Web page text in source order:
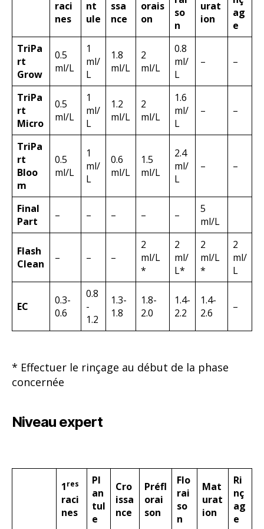
raci
nes
nt
ule
ssa
nce
orais
on
so
n
urat
ion
ag
e
TriPa
rt
Grow
0.5
ml/L
1
ml/
L
1.8
ml/L
2
ml/L
0.8
ml/
L
– –
TriPa
rt
Micro
0.5
ml/L
1
ml/
L
1.2
ml/L
2
ml/L
1.6
ml/
L
– –
TriPa
rt
Bloo
m
0.5
ml/L
1
ml/
L
0.6
ml/L
1.5
ml/L
2.4
ml/
L
– –
Final
Part
– – – – –
5
ml/L
Flash
Clean
– – –
2
ml/L
*
2
ml/
L*
2
ml/L
*
2
ml/
L
EC
0.3-
0.6
0.8
-
1.2
1.3-
1.8
1.8-
2.0
1.4-
2.2
1.4-
2.6
–
* Effectuer le rinçage au début de la phase
concernée
Niveau expert
1res
raci
nes
Pl
an
tul
e
Cro
issa
nce
Préfl
orai
son
Flo
rai
so
n
Mat
urat
ion
Ri
nç
ag
e